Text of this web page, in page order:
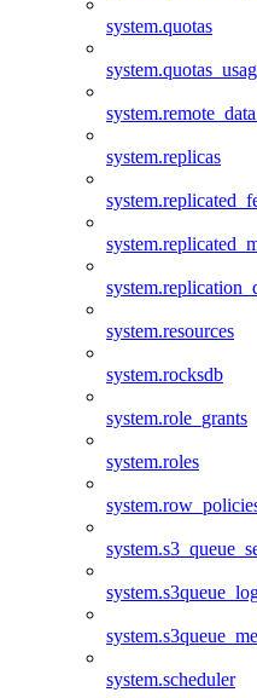
system.quotas
system.replicas
system.resources
system.rocksdb
system.role_grants
system.roles
system.scheduler